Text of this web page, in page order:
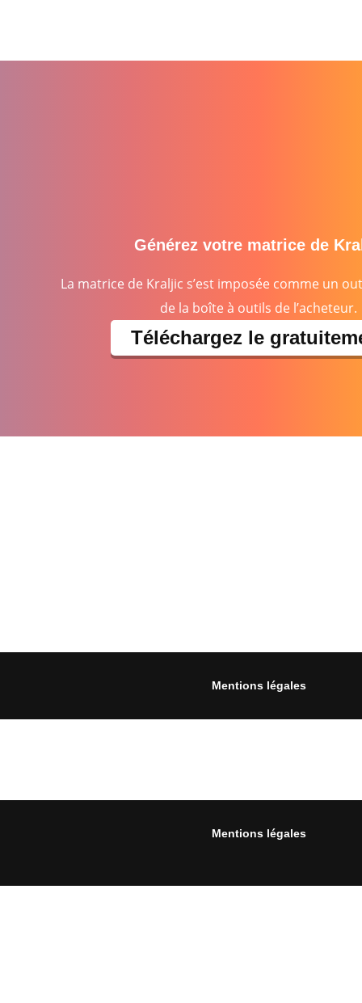
Générez votre matrice de
La matrice de Kraljic s’est imposée comme un
de la boîte à outils de l’acheteur.
Téléchargez le
Mentions légales
Mentions légales